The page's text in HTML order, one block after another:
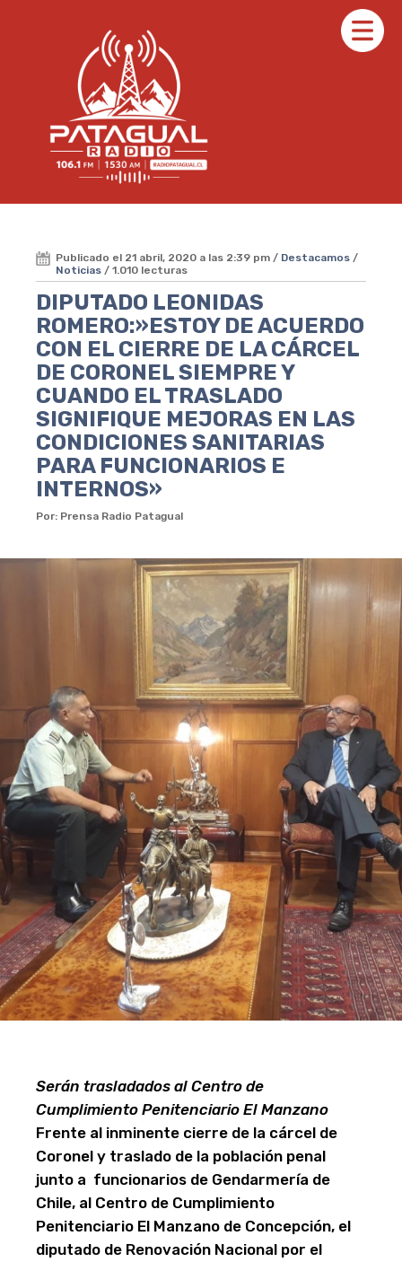
Publicado el 21 abril, 2020 a las 2:39 pm / Destacamos /
Noticias / 1.010 lecturas
DIPUTADO LEONIDAS
ROMERO:»ESTOY DE ACUERDO
CON EL CIERRE DE LA CÁRCEL
DE CORONEL SIEMPRE Y
CUANDO EL TRASLADO
SIGNIFIQUE MEJORAS EN LAS
CONDICIONES SANITARIAS
PARA FUNCIONARIOS E
INTERNOS»
Por: Prensa Radio Patagual
Serán trasladados al Centro de
Cumplimiento Penitenciario El Manzano
Frente al inminente cierre de la cárcel de
Coronel y traslado de la población penal
junto a funcionarios de Gendarmería de
Chile, al Centro de Cumplimiento
Penitenciario El Manzano de Concepción, el
diputado de Renovación Nacional por el